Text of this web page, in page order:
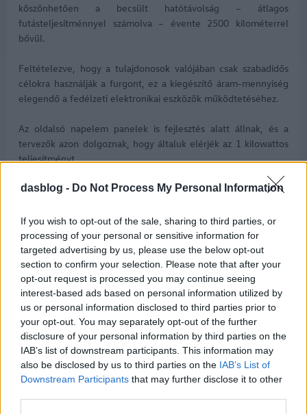
dasblog - Do Not Process My Personal Information
If you wish to opt-out of the sale, sharing to third parties, or
processing of your personal or sensitive information for
targeted advertising by us, please use the below opt-out
section to confirm your selection. Please note that after your
opt-out request is processed you may continue seeing
interest-based ads based on personal information utilized by
us or personal information disclosed to third parties prior to
your opt-out. You may separately opt-out of the further
disclosure of your personal information by third parties on the
IAB’s list of downstream participants. This information may
also be disclosed by us to third parties on the IAB’s List of
Downstream Participants that may further disclose it to other
köszönhetően a becsült hatótávolság – átlagos
futásteljesítménnyel számolva – évente 2500 kilométerrel
bővül.
Feltételezve, hogy a tulajdonosok valójában csak szabadidős
célokra használják a furgont, ez a kiegészítő áram-mennyiség
elegendő a fedélzeti elektronikai eszközök működtetéséhez.
Az oldalsó napelem panelek is fejlesztés alatt állnak, és a
tervezők azon dolgoznak, hogy általuk elérjék az 1 kilowattos
teljesítményt.
Aktuális kínálatunk, kategóriák
szerint